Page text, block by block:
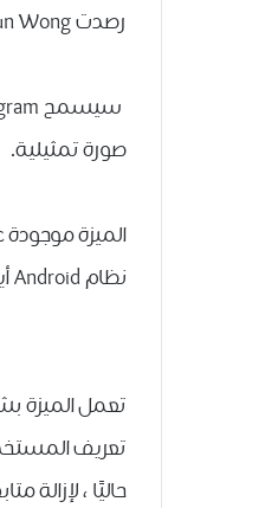
رصدت Coder Jane Manchun Wong مؤخراً الميزة في الواجهة الخلفية لتطبيق Instagram على Android.
سيسمح Instagram قريبًا لمستخدمي Android بإزالة المتابعين في ملفهم الشخصي
صورة تمثيلية.
نظام Android أيضًا. ومع ذلك ، لم يؤكد Instagram بعد ما إذا كانت الميزة ستنتهي ومتى سيتم ذلك.
تعمل الميزة
تعريف
حاليًا ، لإزالة